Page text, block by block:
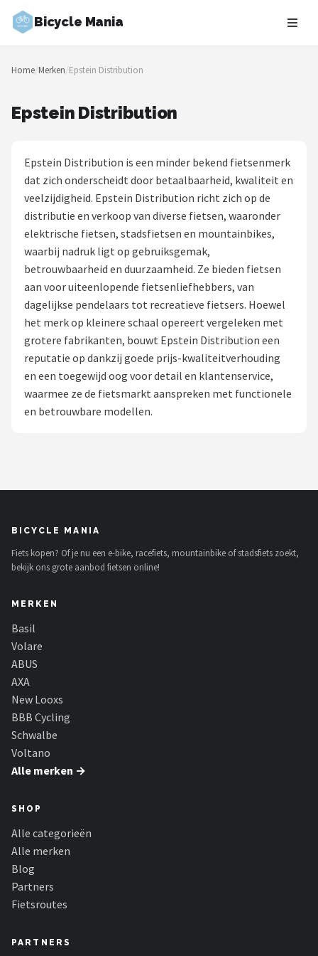
Bicycle Mania
Zoeken
NAVIGATIE
Blog
Fietsroutes
Kinderfietsen
Stadsfietsen
Elektrische fietsen
Mountainbikes
Shop
AXA
New Looxs
BBB Cycling
Schwalbe
Voltano
Shimano
Cortina
Home/Merken/Epstein Distribution
Epstein Distribution
Epstein Distribution is een minder bekend fietsenmerk
dat zich onderscheidt door betaalbaarheid, kwaliteit en
veelzijdigheid. Epstein Distribution richt zich op de
distributie en verkoop van diverse fietsen, waaronder
elektrische fietsen, stadsfietsen en mountainbikes,
waarbij nadruk ligt op gebruiksgemak,
betrouwbaarheid en duurzaamheid. Ze bieden fietsen
aan voor uiteenlopende fietsenliefhebbers, van
dagelijkse pendelaars tot recreatieve fietsers. Hoewel
het merk op kleinere schaal opereert vergeleken met
grotere fabrikanten, bouwt Epstein Distribution een
reputatie op dankzij goede prijs-kwaliteitverhouding
en een toegewijd oog voor detail en klantenservice,
waarmee ze de fietsmarkt aanspreken met functionele
en betrouwbare modellen.
BICYCLE MANIA
Fiets kopen? Of je nu een e-bike, racefiets, mountainbike of stadsfiets zoekt,
bekijk ons grote aanbod fietsen online!
MERKEN
Basil
Volare
ABUS
AXA
New Looxs
BBB Cycling
Schwalbe
Voltano
Alle merken →
SHOP
Alle categorieën
Alle merken
Blog
Partners
Fietsroutes
PARTNERS